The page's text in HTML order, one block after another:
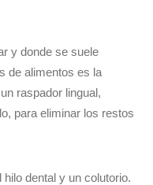
y donde se suele
de alimentos es la
raspador lingual,
para eliminar los restos
dental y un colutorio.